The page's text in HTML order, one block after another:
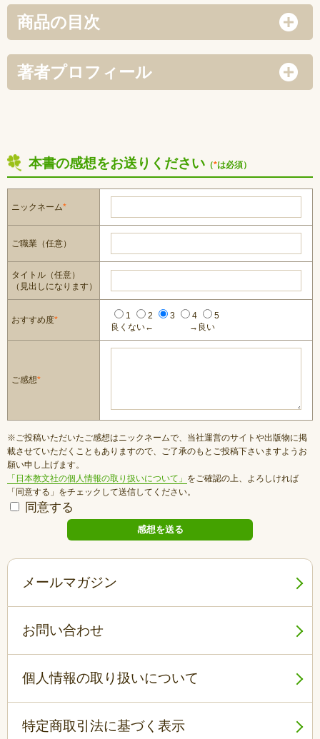
商品の目次
著者プロフィール
本書の感想をお送りください （*は必須）
ニックネーム*
ご職業（任意）
タイトル（任意）
（見出しになります）
おすすめ度* 1 2 3 4
5
良くない←
→良い
ご感想*
※ご投稿いただいたご感想はニックネームで、当社運営のサイトや出版物に掲
載させていただくこともありますので、ご了承のもとご投稿下さいますようお
願い申し上げます。
「日本教文社の個人情報の取り扱いについて」 をご確認の上、よろしければ
「同意する」をチェックして送信してください。
同意する
メールマガジン
お問い合わせ
個人情報の取り扱いについて
特定商取引法に基づく表示